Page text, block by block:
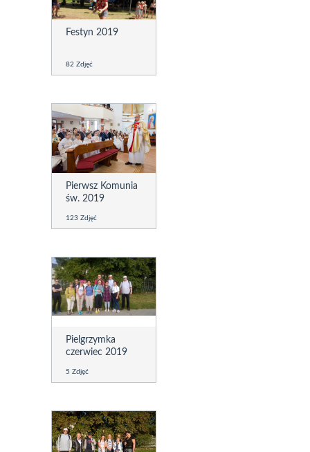
Festyn 2019
82 Zdjęć
Pierwsz Komunia
św. 2019
123 Zdjęć
Pielgrzymka
czerwiec 2019
5 Zdjęć